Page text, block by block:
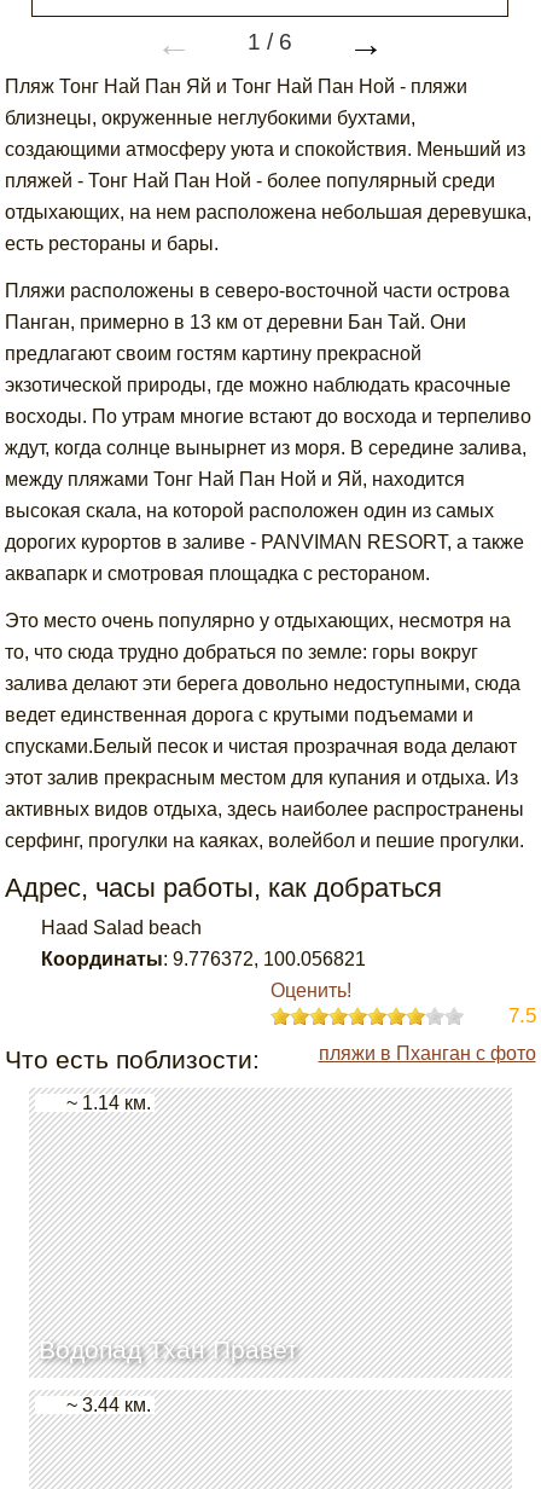
← 1 / 6 →
Пляж Тонг Най Пан Яй и Тонг Най Пан Ной - пляжи
близнецы, окруженные неглубокими бухтами,
создающими атмосферу уюта и спокойствия. Меньший из
пляжей - Тонг Най Пан Ной - более популярный среди
отдыхающих, на нем расположена небольшая деревушка,
есть рестораны и бары.
Пляжи расположены в северо-восточной части острова
Панган, примерно в 13 км от деревни Бан Тай. Они
предлагают своим гостям картину прекрасной
экзотической природы, где можно наблюдать красочные
восходы. По утрам многие встают до восхода и терпеливо
ждут, когда солнце вынырнет из моря. В середине залива,
между пляжами Тонг Най Пан Ной и Яй, находится
высокая скала, на которой расположен один из самых
дорогих курортов в заливе - PANVIMAN RESORT, а также
аквапарк и смотровая площадка с рестораном.
Это место очень популярно у отдыхающих, несмотря на
то, что сюда трудно добраться по земле: горы вокруг
залива делают эти берега довольно недоступными, сюда
ведет единственная дорога с крутыми подъемами и
спусками.Белый песок и чистая прозрачная вода делают
этот залив прекрасным местом для купания и отдыха. Из
активных видов отдыха, здесь наиболее распространены
серфинг, прогулки на каяках, волейбол и пешие прогулки.
Адрес, часы работы, как добраться
Haad Salad beach
Координаты: 9.776372, 100.056821
Оценить!
7.5
Что есть поблизости: пляжи в Пханган с фото
Водопад Тхан Правет
~ 1.14 км.
~ 3.44 км.